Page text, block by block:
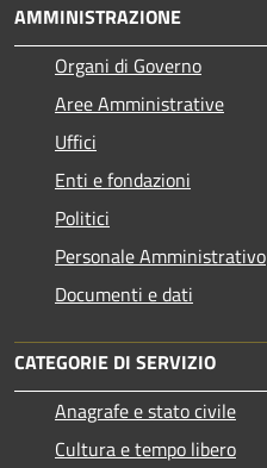
AMMINISTRAZIONE
Organi di Governo
Aree Amministrative
Uffici
Enti e fondazioni
Politici
Personale Amministrativo
Documenti e dati
CATEGORIE DI SERVIZIO
Anagrafe e stato civile
Cultura e tempo libero